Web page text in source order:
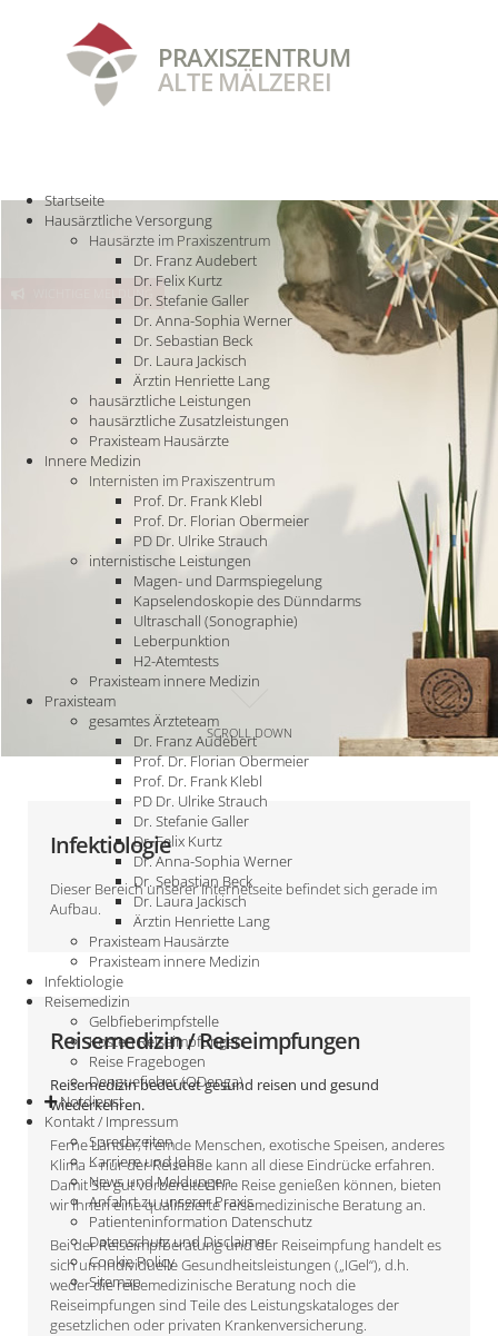
PRAXISZENTRUM
ALTE MÄLZEREI
Startseite
Hausärztliche Versorgung
Hausärzte im Praxiszentrum
Dr. Franz Audebert
Dr. Felix Kurtz
Dr. Stefanie Galler
Dr. Anna-Sophia Werner
Dr. Sebastian Beck
Dr. Laura Jackisch
Ärztin Henriette Lang
hausärztliche Leistungen
hausärztliche Zusatzleistungen
Praxisteam Hausärzte
Innere Medizin
Internisten im Praxiszentrum
Prof. Dr. Frank Klebl
Prof. Dr. Florian Obermeier
PD Dr. Ulrike Strauch
internistische Leistungen
Magen- und Darmspiegelung
Kapselendoskopie des Dünndarms
Ultraschall (Sonographie)
Leberpunktion
H2-Atemtests
Praxisteam innere Medizin
Praxisteam
gesamtes Ärzteteam
Dr. Franz Audebert
Prof. Dr. Florian Obermeier
Prof. Dr. Frank Klebl
PD Dr. Ulrike Strauch
Dr. Stefanie Galler
Dr. Felix Kurtz
Dr. Anna-Sophia Werner
Dr. Sebastian Beck
Dr. Laura Jackisch
Ärztin Henriette Lang
Praxisteam Hausärzte
Praxisteam innere Medizin
Infektiologie
Reisemedizin
Gelbfieberimpfstelle
Kosten Reiseimpfungen
Reise Fragebogen
Denguefieber (QDenga)
Notdienst
Kontakt / Impressum
Sprechzeiten
Karriere und Jobs
News und Meldungen
Anfahrt zu unserer Praxis
Patienteninformation Datenschutz
Datenschutz und Disclaimer
Cookie Policy
Sitemap
WICHTIGE MELDUNG
SCROLL DOWN
Infektiologie
Dieser Bereich unserer Internetseite befindet sich gerade im
Aufbau.
Reisemedizin / Reiseimpfungen
Reisemedizin bedeutet gesund reisen und gesund
wiederkehren.
Ferne Länder, fremde Menschen, exotische Speisen, anderes
Klima – nur der Reisende kann all diese Eindrücke erfahren.
Damit Sie gut vorbereitet Ihre Reise genießen können, bieten
wir Ihnen eine qualifizierte reisemedizinische Beratung an.
Bei der Reiseimpfberatung und der Reiseimpfung handelt es
sich um Individuelle Gesundheitsleistungen („IGel“), d.h.
weder die reisemedizinische Beratung noch die
Reiseimpfungen sind Teile des Leistungskataloges der
gesetzlichen oder privaten Krankenversicherung.